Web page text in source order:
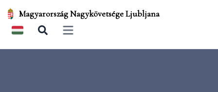
Magyarország Nagykövetsége Ljubljana
Open main menu